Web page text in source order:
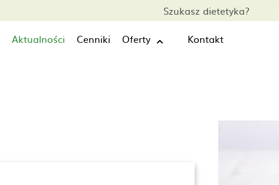
Szukasz dietetyka?
Aktualności Cenniki Oferty Kontakt